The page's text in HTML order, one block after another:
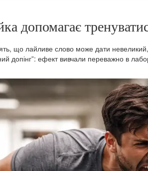
допомагає
що лайливе слово може дати
допінг”: ефект вивчали переважно в